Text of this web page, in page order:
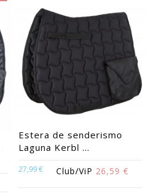
Estera de senderismo
Laguna Kerbl ...
27,99 € Club/ViP 26,59 €